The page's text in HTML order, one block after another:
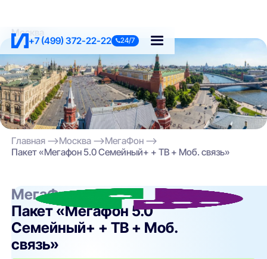
+7 (499) 372-22-22 24/7
Москва
Главная Москва
МегаФон
Пакет «Мегафон 5.0 Семейный+ + ТВ + Моб. связь»
МегаФон
Пакет «Мегафон 5.0
Семейный+ + ТВ + Моб.
связь»